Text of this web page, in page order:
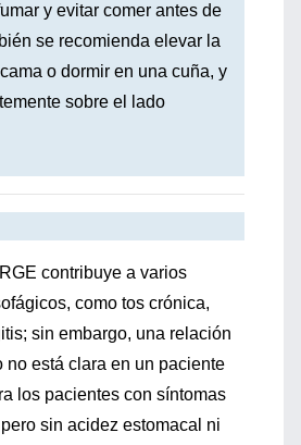
y evitar comer antes de
se recomienda elevar la
o dormir en una cuña, y
sobre el lado
contribuye a varios
como tos crónica,
sin embargo, una relación
no está clara en un paciente
los pacientes con síntomas
sin acidez estomacal ni